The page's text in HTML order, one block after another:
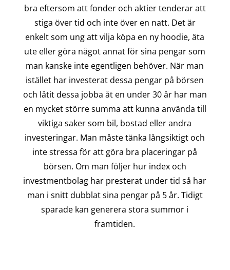
bra eftersom att fonder och aktier tenderar att
stiga över tid och inte över en natt. Det är
enkelt som ung att vilja köpa en ny hoodie, äta
ute eller göra något annat för sina pengar som
man kanske inte egentligen behöver. När man
istället har investerat dessa pengar på börsen
och låtit dessa jobba åt en under 30 år har man
en mycket större summa att kunna använda till
viktiga saker som bil, bostad eller andra
investeringar. Man måste tänka långsiktigt och
inte stressa för att göra bra placeringar på
börsen. Om man följer hur index och
investmentbolag har presterat under tid så har
man i snitt dubblat sina pengar på 5 år. Tidigt
sparade kan generera stora summor i
framtiden.